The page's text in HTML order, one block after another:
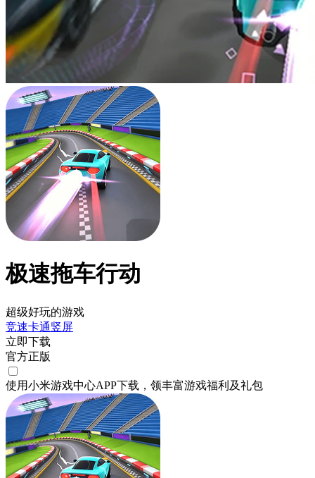
极速拖车行动
超级好玩的游戏
竞速卡通竖屏
立即下载
官方正版
使用小米游戏中心APP下载 ，领丰富游戏福利 及礼包